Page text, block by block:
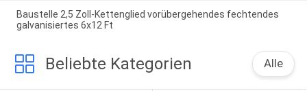
Baustelle 2,5 Zoll-Kettenglied vorübergehendes fechtendes
galvanisiertes 6x12 Ft
Beliebte Kategorien Alle